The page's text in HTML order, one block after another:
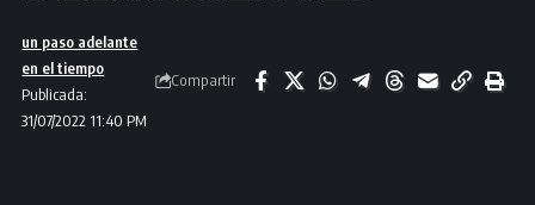
Publicada:
31/07/2022 11:40 PM
un paso adelante
en el tiempo
Compartir